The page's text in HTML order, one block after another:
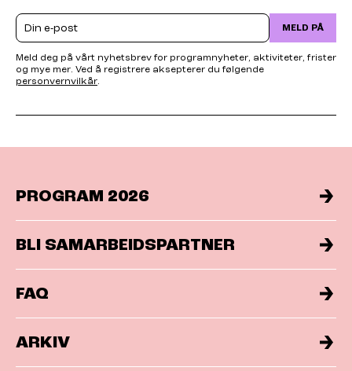
Email MELD PÅ
Meld deg på vårt nyhetsbrev for programnyheter, aktiviteter, frister
og mye mer. Ved å registrere aksepterer du følgende
personvernvilkår.
PROGRAM 2026
BLI SAMARBEIDSPARTNER
FAQ
ARKIV